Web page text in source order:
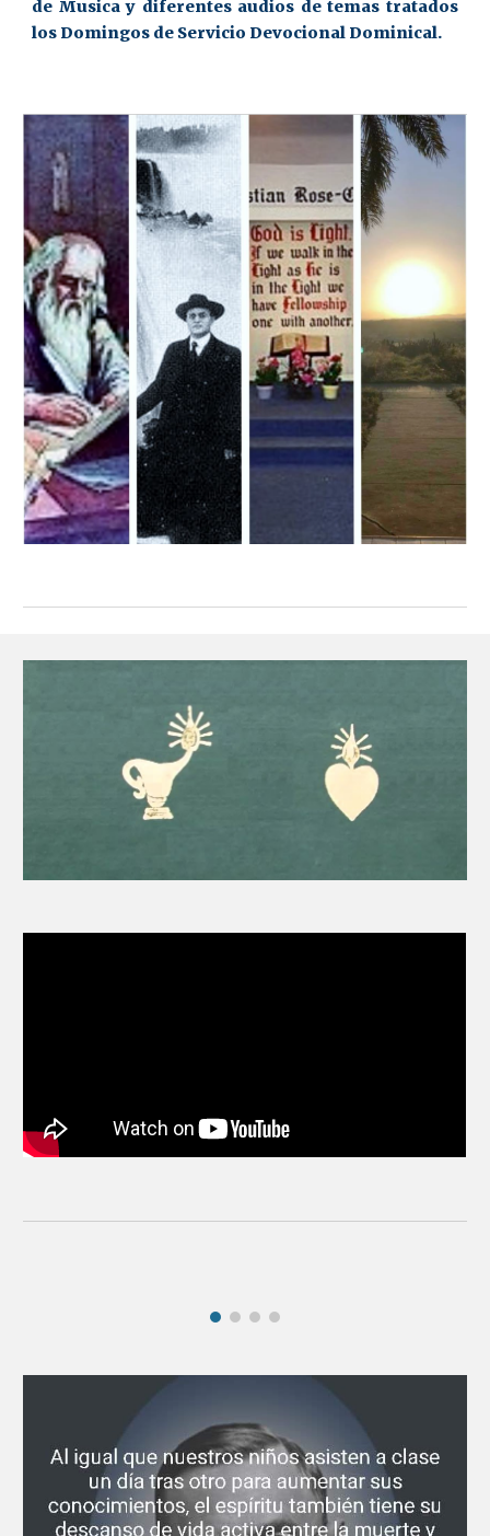
de Musica y diferentes audios de temas tratados
los Domingos de Servicio Devocional Dominical.